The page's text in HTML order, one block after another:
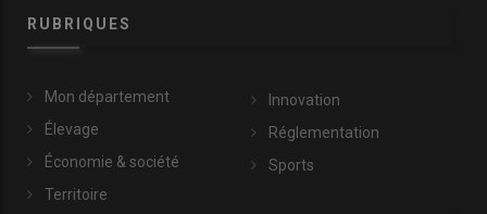
RUBRIQUES
Mon département
Élevage
Économie & société
Territoire
Innovation
Réglementation
Sports